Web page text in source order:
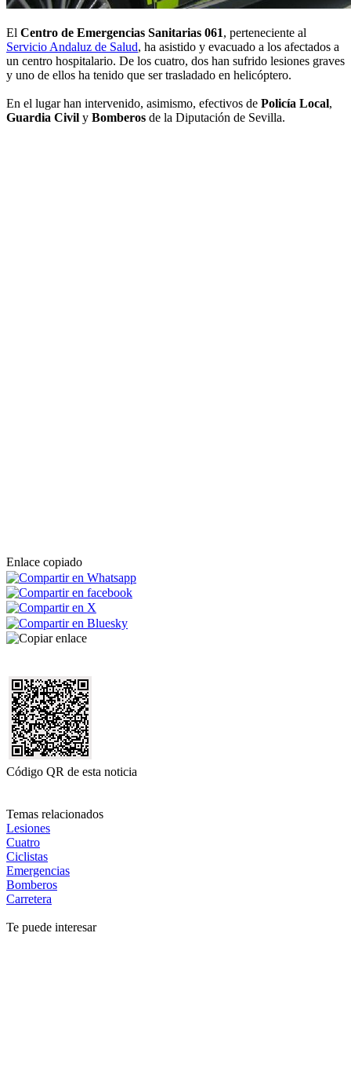
El Centro de Emergencias Sanitarias 061, perteneciente al
Servicio Andaluz de Salud, ha asistido y evacuado a los afectados a
un centro hospitalario. De los cuatro, dos han sufrido lesiones graves
y uno de ellos ha tenido que ser trasladado en helicóptero.
En el lugar han intervenido, asimismo, efectivos de Policía Local,
Guardia Civil y Bomberos de la Diputación de Sevilla.
Enlace copiado
Código QR de esta noticia
Temas relacionados
Lesiones
Cuatro
Ciclistas
Emergencias
Bomberos
Carretera
Te puede interesar